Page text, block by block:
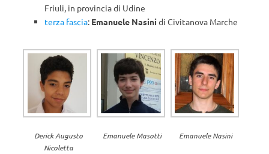
Friuli, in provincia di Udine
terza fascia: Emanuele Nasini di Civitanova Marche
Derick Augusto
Nicoletta
Emanuele Masotti Emanuele Nasini